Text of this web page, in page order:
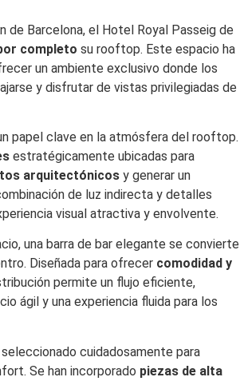
de Barcelona, el Hotel Royal Passeig de
completo su rooftop. Este espacio ha
un ambiente exclusivo donde los
y disfrutar de vistas privilegiadas de
papel clave en la atmósfera del rooftop.
estratégicamente ubicadas para
arquitectónicos y generar un
de luz indirecta y detalles
visual atractiva y envolvente.
una barra de bar elegante se convierte
Diseñada para ofrecer comodidad y
permite un flujo eficiente,
ágil y una experiencia fluida para los
cuidadosamente para
Se han incorporado piezas de alta